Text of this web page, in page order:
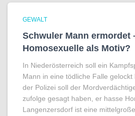
GEWALT
Schwuler Mann ermordet
Homo­sexuelle als Motiv?
In Niederösterreich soll ein
Mann in eine tödliche Falle
der Polizei soll der
zufolge gesagt haben, er hasse
Langenzersdorf ist eine